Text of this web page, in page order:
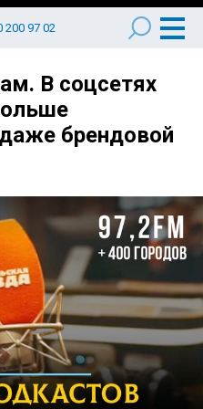
200 97 02
В соцсетях
брендовой